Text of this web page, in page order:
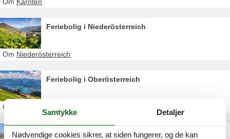
Feriebolig i Niederösterreich
Om Niederösterreich
Feriebolig i Oberösterreich
Om
Skiferie i Taxenbach
Samtykke Detaljer
Nødvendige cookies sikrer, at siden fungerer, og de kan